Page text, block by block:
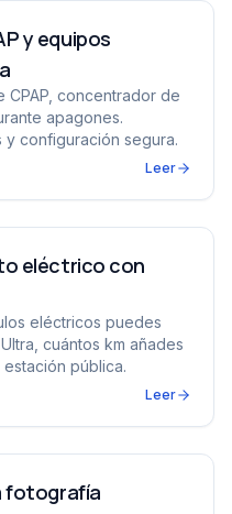
médicos críticos
y equipos
CPAP, concentrador de
apagones.
y configuración segura.
Leer
con estación solar
eléctrico con
eléctricos puedes
cuántos km añades
pública.
Leer
profesional outdoor
fotografía